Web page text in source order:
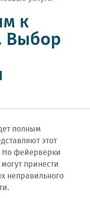
к
Выбор
полным
этот
Но фейерверки
принести
неправильного